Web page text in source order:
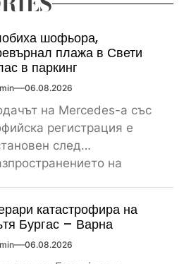
шофьора,
плажа в Свети
в паркинг
06.08.2026
на Mercedes-а със
регистрация е
след
на
катастрофира на
Бургас – Варна
06.08.2026